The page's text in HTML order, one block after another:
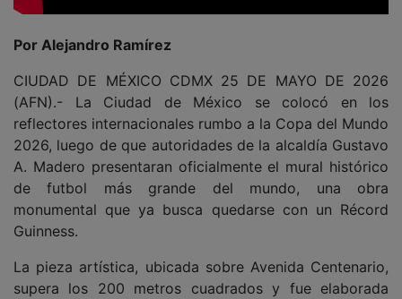
Por Alejandro Ramírez
CIUDAD DE MÉXICO CDMX 25 DE MAYO DE 2026
(AFN).- La Ciudad de México se colocó en los
reflectores internacionales rumbo a la Copa del Mundo
2026, luego de que autoridades de la alcaldía Gustavo
A. Madero presentaran oficialmente el mural histórico
de futbol más grande del mundo, una obra
monumental que ya busca quedarse con un Récord
Guinness.
La pieza artística, ubicada sobre Avenida Centenario,
supera los 200 metros cuadrados y fue elaborada